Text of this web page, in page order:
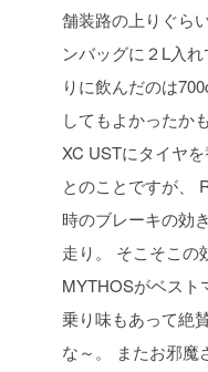
舗装路の上りぐら
ンバッグに２L入
りに飲んだのは
してもよかったかも
XC USTにタイヤ
とのことですが、
時のブレーキの効
走り。
そこそこの
MYTHOSがベスト
乗り味もあって絶
な～。
またお邪魔